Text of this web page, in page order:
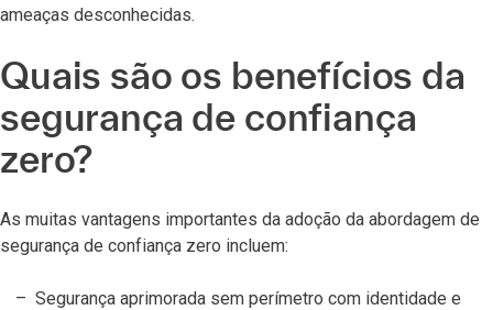
ameaças desconhecidas.
Quais são os benefícios da
segurança de confiança
zero?
As muitas vantagens importantes da adoção da abordagem de
segurança de confiança zero incluem:
Segurança aprimorada sem perímetro com identidade e